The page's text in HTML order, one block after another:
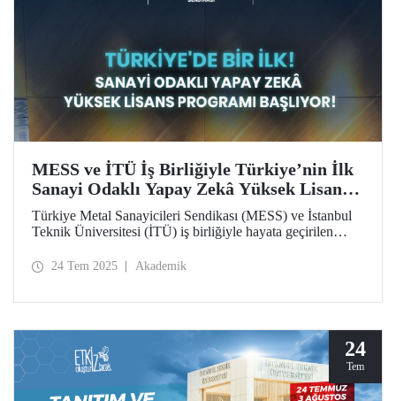
MESS ve İTÜ İş Birliğiyle Türkiye’nin İlk
Sanayi Odaklı Yapay Zekâ Yüksek Lisans
Programı Başlıyor!
Türkiye Metal Sanayicileri Sendikası (MESS) ve İstanbul
Teknik Üniversitesi (İTÜ) iş birliğiyle hayata geçirilen
olmak üzere özel sektördeki profesyonellere bu alanda
24 Tem 2025 Akademik
24
Tem